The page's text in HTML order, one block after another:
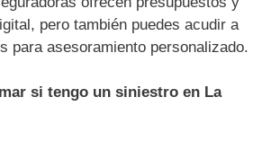
pero también puedes acudir a
para asesoramiento personalizado.
si tengo un siniestro en La